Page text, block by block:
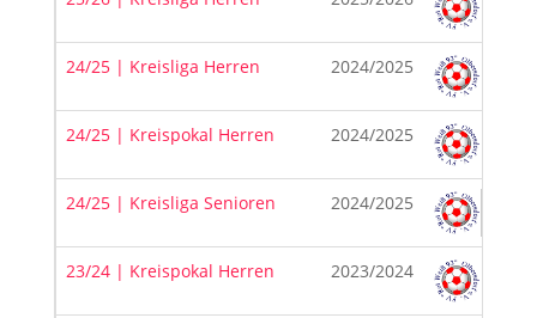
24/25 | Kreisliga Herren 2024/2025
24/25 | Kreispokal Herren 2024/2025
24/25 | Kreisliga Senioren 2024/2025
23/24 | Kreispokal Herren 2023/2024